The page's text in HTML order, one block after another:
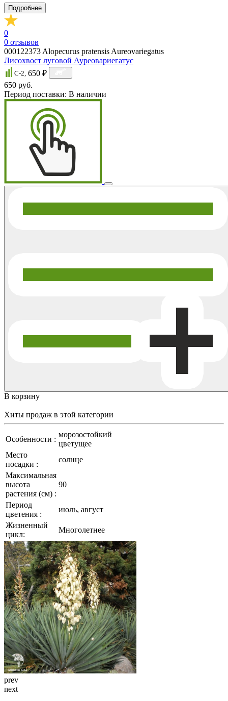
Подробнее
0
0 отзывов
000122373 Alopecurus pratensis Aureovariegatus
Лисохвост луговой Ауреовариегатус
C-2, 650 ₽
650 руб.
Период поставки: В наличии
В корзину
Хиты продаж в этой категории
Особенности :
морозостойкий
цветущее
Место
посадки :
солнце
Максимальная
высота
растения (см) :
90
Период
цветения :
июль, август
Жизненный
цикл:
Многолетнее
prev
next